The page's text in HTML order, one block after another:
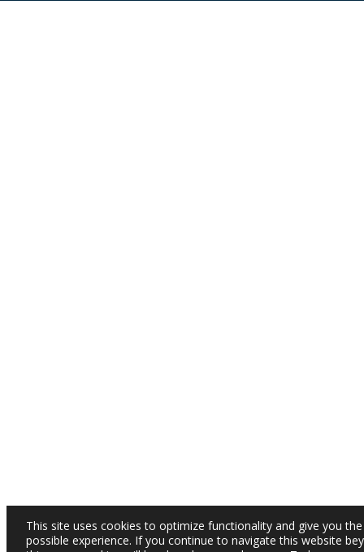
This site uses cookies to optimize functionality and give you
possible experience. If you continue to navigate this website